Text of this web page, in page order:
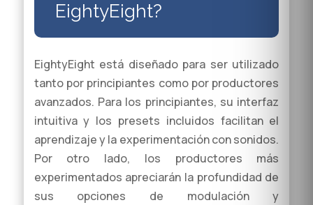
EightyEight?
EightyEight está diseñado para ser utilizado
tanto por principiantes como por productores
avanzados. Para los principiantes, su interfaz
intuitiva y los presets incluidos facilitan el
aprendizaje y la experimentación con sonidos.
Por otro lado, los productores más
experimentados apreciarán la profundidad de
sus opciones de modulación y